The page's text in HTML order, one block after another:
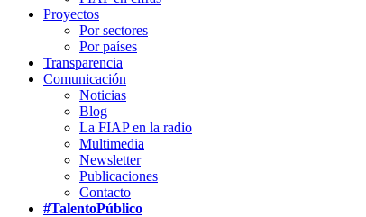
Proyectos
Por sectores
Por países
Transparencia
Comunicación
Noticias
Blog
La FIAP en la radio
Multimedia
Newsletter
Publicaciones
Contacto
#TalentoPúblico